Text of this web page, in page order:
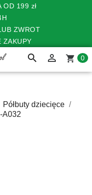
OD 199 zł
ZWROT
ZAKUPY
search  shopping_cart 0
Półbuty dziecięce
A032